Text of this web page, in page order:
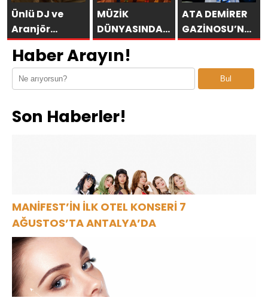
Ünlü DJ ve
Aranjör
Mahmut
Görgen’den
Yeni
Uluslararası
High”
MÜZİK
DÜNYASINDA
DEVRİM:
TARİHİN İLK
ÖDÜL
NUMBER1
ATA DEMİRER
GAZİNOSU’NA
ALTINOLUK’TA
SEYİRCİDEN
AYAKTA ALKIŞ
Haber Arayın!
Bul
Son Haberler!
MANİFEST’İN İLK OTEL KONSERİ 7
AĞUSTOS’TA ANTALYA’DA